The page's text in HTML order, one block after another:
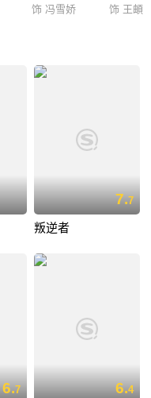
饰 冯雪娇 饰 王頔
7.7
叛逆者
6.7 6.4